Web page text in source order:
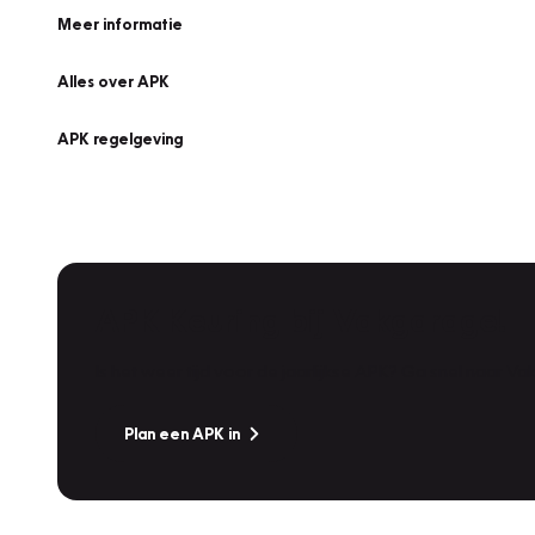
Meer informatie
Alles over APK
APK regelgeving
Plan een APK in